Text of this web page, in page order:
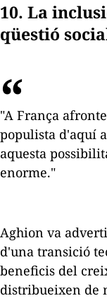
10. La
qüestió
"A França
populista d'aquí
aquesta
enorme."
Aghion va
d'una transició
beneficis del
distribueixen de